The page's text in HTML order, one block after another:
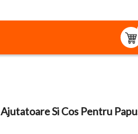
Si Cos Pentru